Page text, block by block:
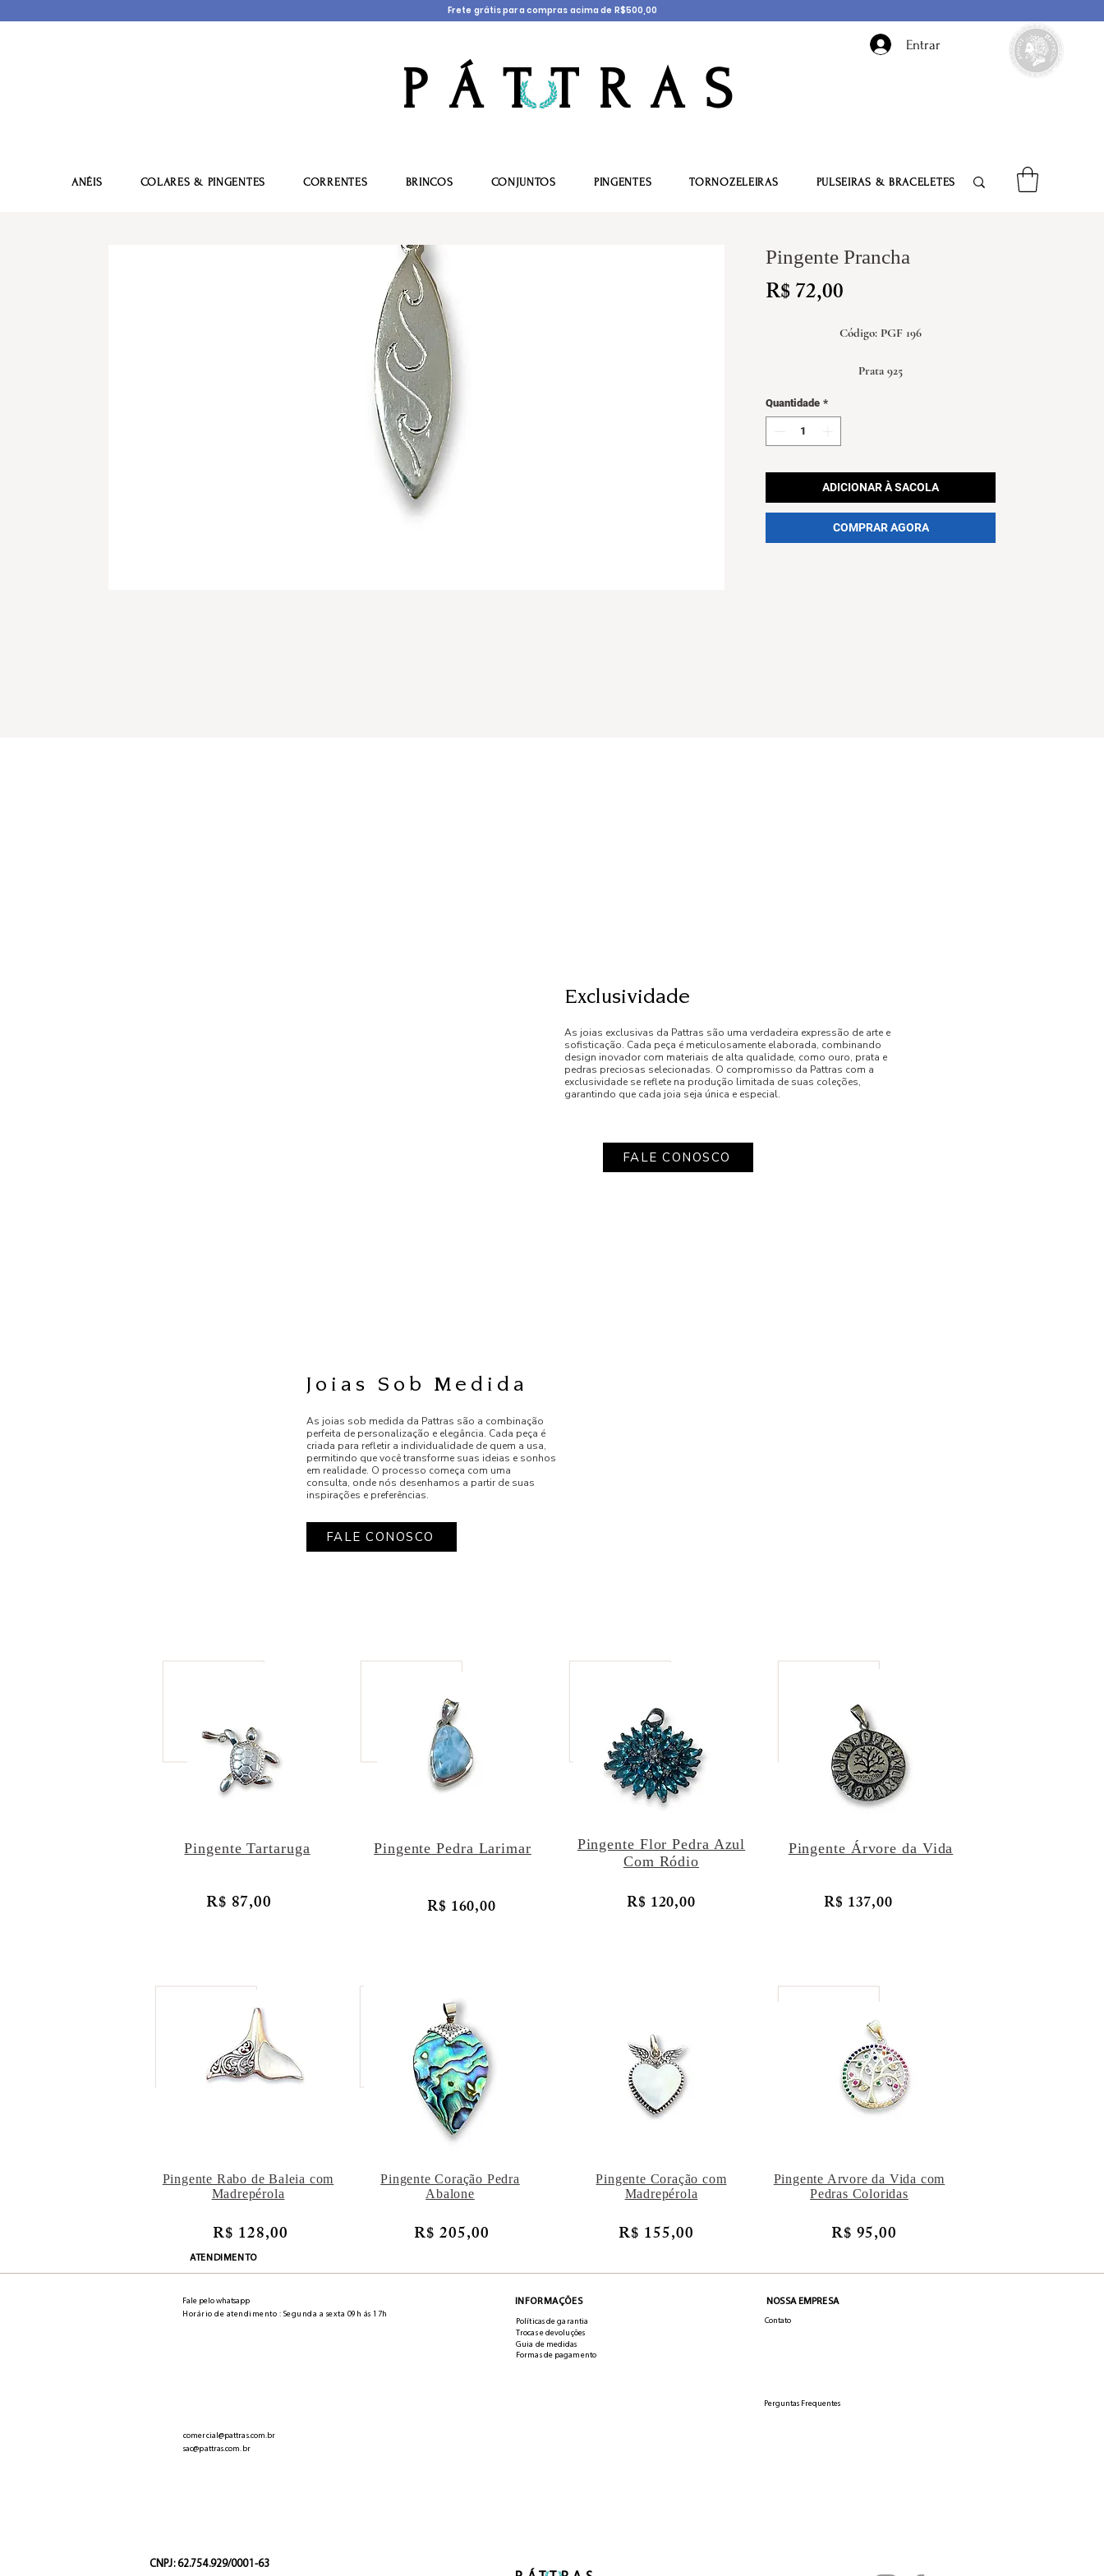
Frete grátis para compras acima de R$500,00
P Á T T R A S
Entrar
ANÉIS COLARES & PINGENTES CORRENTES BRINCOS CONJUNTOS PINGENTES TORNOZELEIRAS PULSEIRAS & BRACELETES
Pingente Prancha
R$ 72,00
Código: PGF 196
Prata 925
Quantidade *
ADICIONAR À SACOLA
COMPRAR AGORA
Exclusividade
As joias exclusivas da Pattras são uma verdadeira expressão de arte e
sofisticação. Cada peça é meticulosamente elaborada, combinando
design inovador com materiais de alta qualidade, como ouro, prata e
pedras preciosas selecionadas. O compromisso da Pattras com a
exclusividade se reflete na produção limitada de suas coleções,
garantindo que cada joia seja única e especial.
FALE CONOSCO
Joias Sob Medida
As joias sob medida da Pattras são a combinação
perfeita de personalização e elegância. Cada peça é
criada para refletir a individualidade de quem a usa,
permitindo que você transforme suas ideias e sonhos
em realidade. O processo começa com uma
consulta, onde nós desenhamos a partir de suas
inspirações e preferências.
FALE CONOSCO
Pingente Pedra Larimar
R$ 160,00
Pingente Flor Pedra Azul
Com Ródio
Pingente Árvore da Vida
R$ 120,00 R$ 137,00
Pingente Tartaruga
R$ 87,00
Perguntas Frequentes
comercial@pattras.com.br
sac@pattras.com.br
ATENDIMENTO
Fale pelo whatsapp
Horário de atendimento : Segunda a sexta 09h ás 17h
INFORMAÇÕES
Políticas de garantia
Trocas e devoluções
Guia de medidas
Formas de pagamento
NOSSA EMPRESA
Contato
Pingente Rabo de Baleia com
Madrepérola
Pingente Coração Pedra
Abalone
Pingente Coração com
Madrepérola
Pingente Arvore da Vida com
Pedras Coloridas
R$ 128,00 R$ 205,00 R$ 155,00 R$ 95,00
CNPJ: 62.754.929/0001-63